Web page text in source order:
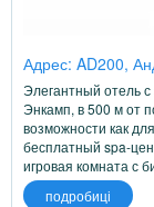
Адрес: AD200,
Элегантный отель
Энкамп, в 500 м от
возможности как
бесплатный spa-
игровая комната с
подробиці